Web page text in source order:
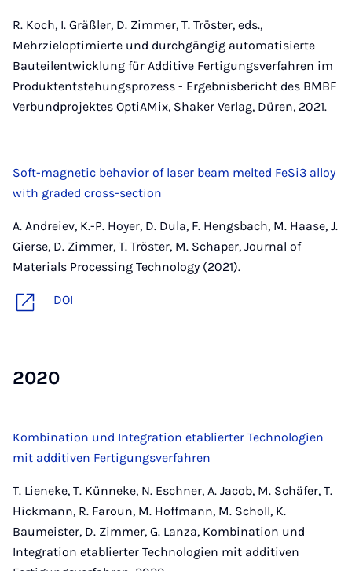
R. Koch, I. Gräßler, D. Zimmer, T. Tröster, eds.,
Mehrzieloptimierte und durchgängig automatisierte
Bauteilentwicklung für Additive Fertigungsverfahren im
Produktentstehungsprozess - Ergebnisbericht des BMBF
Verbundprojektes OptiAMix, Shaker Verlag, Düren, 2021.
Soft-magnetic behavior of laser beam melted FeSi3 alloy
with graded cross-section
A. Andreiev, K.-P. Hoyer, D. Dula, F. Hengsbach, M. Haase, J.
Gierse, D. Zimmer, T. Tröster, M. Schaper, Journal of
Materials Processing Technology (2021).
DOI
2020
Kombination und Integration etablierter Technologien
mit additiven Fertigungsverfahren
T. Lieneke, T. Künneke, N. Eschner, A. Jacob, M. Schäfer, T.
Hickmann, R. Faroun, M. Hoffmann, M. Scholl, K.
Baumeister, D. Zimmer, G. Lanza, Kombination und
Integration etablierter Technologien mit additiven